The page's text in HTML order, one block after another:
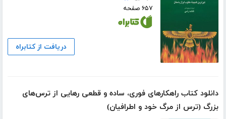
۶۵۷ صفحه
دریافت از کتابراه
دانلود کتاب راهکارهای فوری، ساده و قطعی رهایی از ترس‌های
بزرگ (ترس از مرگ خود و اطرافیان)